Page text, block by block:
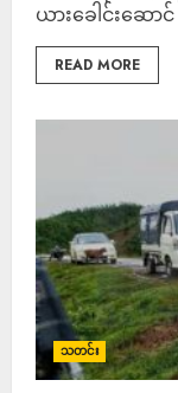
ယားခေါင်းဆေ
READ MORE
သတင်း